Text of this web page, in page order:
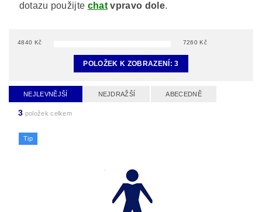
dotazu použijte chatvpravo dole.
4840 Kč 7260 Kč
POLOŽEK K ZOBRAZENÍ:3
NEJLEVNĚJŠÍ NEJDRAŽŠÍ ABECEDNĚ
3 položek celkem
Tip